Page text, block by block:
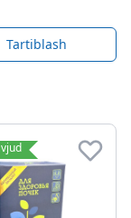
Tartiblash